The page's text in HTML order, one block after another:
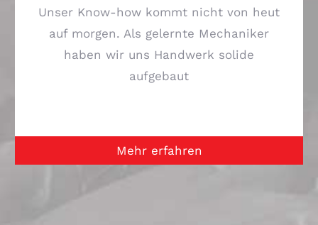
Unser Know-how kommt nicht von heut
auf morgen. Als gelernte Mechaniker
haben wir uns Handwerk solide
aufgebaut
Mehr erfahren